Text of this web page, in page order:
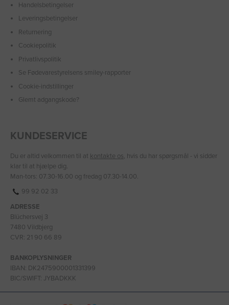
Handelsbetingelser
Leveringsbetingelser
Returnering
Cookiepolitik
Privatlivspolitik
Se Fødevarestyrelsens smiley-rapporter
Cookie-indstillinger
Glemt adgangskode?
KUNDESERVICE
Du er altid velkommen til at kontakte os, hvis du har spørgsmål - vi sidder
klar til at hjælpe dig.
Man-tors: 07.30-16.00 og fredag 07.30-14.00.
99 92 02 33
ADRESSE
Blüchersvej 3
7480 Vildbjerg
CVR: 21 90 66 89
BANKOPLYSNINGER
IBAN: DK2475900001331399
BIC/SWIFT: JYBADKKK